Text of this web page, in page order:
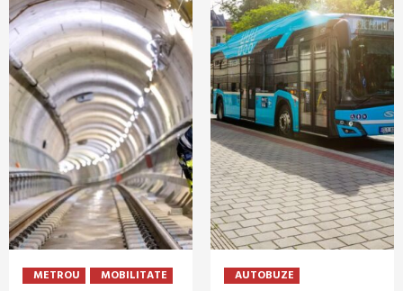
METROU MOBILITATE
AUTOBUZE